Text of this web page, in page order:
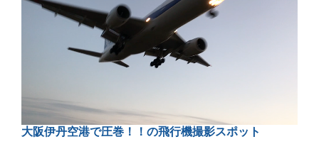
大阪伊丹空港で圧巻！！の飛行機撮影スポット